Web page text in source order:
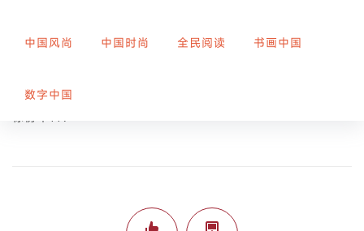
中国风尚 中国时尚 全民阅读 书画中国
数字中国
指导教师：
标榜平119